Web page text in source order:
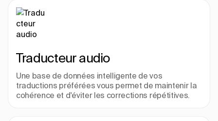
Traducteur audio
Une base de données intelligente de vos
traductions préférées vous permet de maintenir la
cohérence et d'éviter les corrections répétitives.